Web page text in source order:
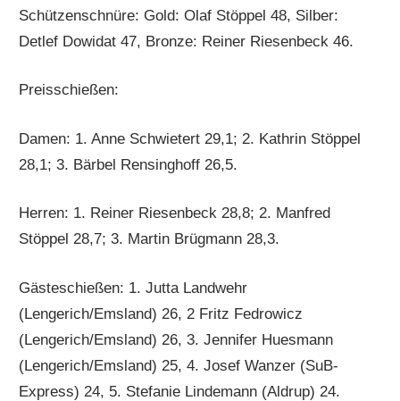
Schützenschnüre: Gold: Olaf Stöppel 48, Silber:
Detlef Dowidat 47, Bronze: Reiner Riesenbeck 46.
Preisschießen:
Damen: 1. Anne Schwietert 29,1; 2. Kathrin Stöppel
28,1; 3. Bärbel Rensinghoff 26,5.
Herren: 1. Reiner Riesenbeck 28,8; 2. Manfred
Stöppel 28,7; 3. Martin Brügmann 28,3.
Gästeschießen: 1. Jutta Landwehr
(Lengerich/Emsland) 26, 2 Fritz Fedrowicz
(Lengerich/Emsland) 26, 3. Jennifer Huesmann
(Lengerich/Emsland) 25, 4. Josef Wanzer (SuB-
Express) 24, 5. Stefanie Lindemann (Aldrup) 24.